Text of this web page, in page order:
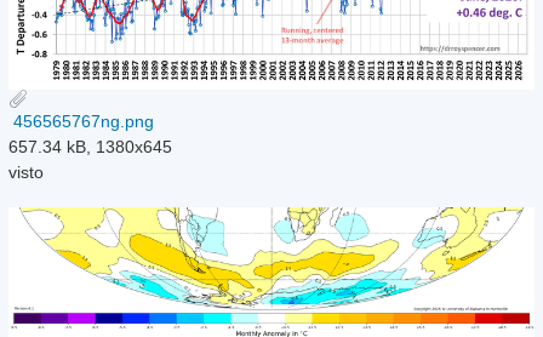
456565767ng.png
657.34 kB, 1380x645
visto